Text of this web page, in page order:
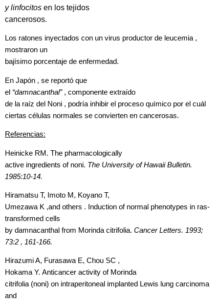
y linfocitos en los tejidos
cancerosos.
Los ratones inyectados con un virus productor de leucemia ,
mostraron un
bajísimo porcentaje de enfermedad.
En Japón , se reportó que
el “damnacanthal”, componente extraído
de la raíz del Noni , podría inhibir el proceso químico por el cuál
ciertas células normales se convierten en cancerosas.
Referencias:
Heinicke RM. The pharmacologically
active ingredients of noni. The University of Hawaii Bulletin.
1985:10-14.
Hiramatsu T, Imoto M, Koyano T,
Umezawa K ,and others . Induction of normal phenotypes in ras-
transformed cells
by damnacanthal from Morinda citrifolia. Cancer Letters. 1993;
73:2 , 161-166.
Hirazumi A, Furasawa E, Chou SC ,
Hokama Y. Anticancer activity of Morinda
citrifolia (noni) on intraperitoneal implanted Lewis lung carcinoma
and